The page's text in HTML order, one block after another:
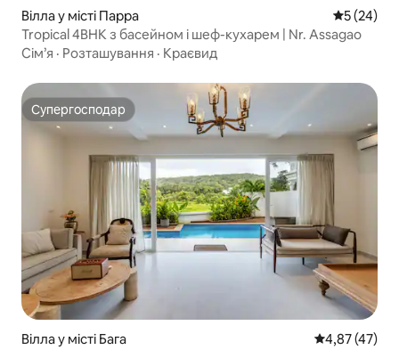
Вілла у місті Парра Середня
5 (24)
Tropical 4BHK з басейном і шеф-кухарем | Nr. Assagao
Сім’я · Розташування · Краєвид
Супергосподар
Супергосподар
Вілла у місті Бага Середня
4,87 (47)